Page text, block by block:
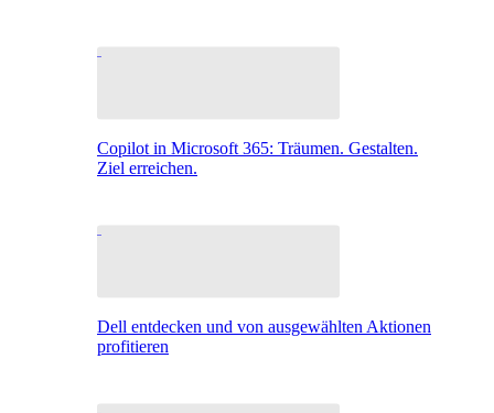
Copilot in Microsoft 365: Träumen. Gestalten.
Ziel erreichen.
Dell entdecken und von ausgewählten Aktionen
profitieren